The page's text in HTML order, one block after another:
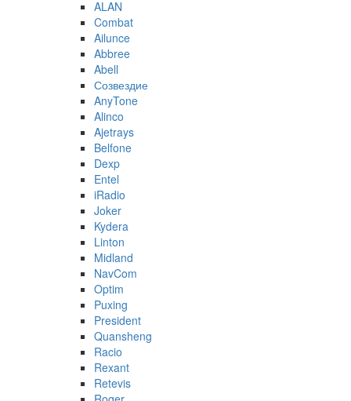
ALAN
Combat
Ailunce
Abbree
Abell
Созвездие
AnyTone
Alinco
Ajetrays
Belfone
Dexp
Entel
iRadio
Joker
Kydera
Linton
Midland
NavCom
Optim
Puxing
President
Quansheng
Racio
Rexant
Retevis